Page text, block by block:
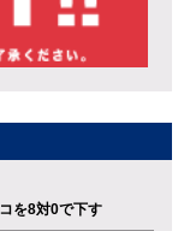
を8対0で下す